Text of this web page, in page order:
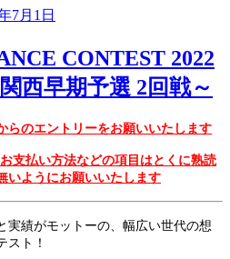
7月1日
CONTEST 2022
西早期予選 2回戦～
らのエントリーをお願いいたします
支払い方法などの項目はとくに熟読
いようにお願いいたします
実績がモットーの、幅広い世代の想
スト！